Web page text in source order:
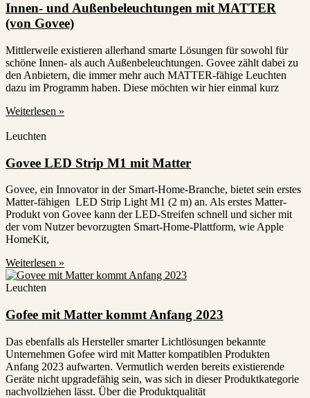
Innen- und Außenbeleuchtungen mit MATTER
(von Govee)
Mittlerweile existieren allerhand smarte Lösungen für sowohl für
schöne Innen- als auch Außenbeleuchtungen. Govee zählt dabei zu
den Anbietern, die immer mehr auch MATTER-fähige Leuchten
dazu im Programm haben. Diese möchten wir hier einmal kurz
Weiterlesen »
Leuchten
Govee LED Strip M1 mit Matter
Govee, ein Innovator in der Smart-Home-Branche, bietet sein erstes
Matter-fähigen LED Strip Light M1 (2 m) an. Als erstes Matter-
Produkt von Govee kann der LED-Streifen schnell und sicher mit
der vom Nutzer bevorzugten Smart-Home-Plattform, wie Apple
HomeKit,
Weiterlesen »
Leuchten
Gofee mit Matter kommt Anfang 2023
Das ebenfalls als Hersteller smarter Lichtlösungen bekannte
Unternehmen Gofee wird mit Matter kompatiblen Produkten
Anfang 2023 aufwarten. Vermutlich werden bereits existierende
Geräte nicht upgradefähig sein, was sich in dieser Produktkategorie
nachvollziehen lässt. Über die Produktqualität